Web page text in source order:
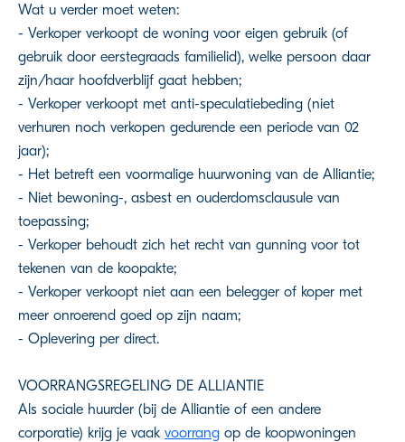
Wat u verder moet weten:
- Verkoper verkoopt de woning voor eigen gebruik (of
gebruik door eerstegraads familielid), welke persoon daar
zijn/haar hoofdverblijf gaat hebben;
- Verkoper verkoopt met anti-speculatiebeding (niet
verhuren noch verkopen gedurende een periode van 02
jaar);
- Het betreft een voormalige huurwoning van de Alliantie;
- Niet bewoning-, asbest en ouderdomsclausule van
toepassing;
- Verkoper behoudt zich het recht van gunning voor tot
tekenen van de koopakte;
- Verkoper verkoopt niet aan een belegger of koper met
meer onroerend goed op zijn naam;
- Oplevering per direct.
VOORRANGSREGELING DE ALLIANTIE
Als sociale huurder (bij de Alliantie of een andere
corporatie) krijg je vaak voorrang op de koopwoningen